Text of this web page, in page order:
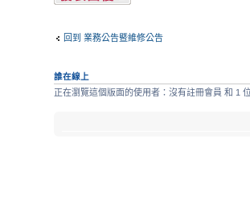
回到 業務公告暨維修公告
誰在線上
正在瀏覽這個版面的使用者：沒有註冊會員 和 1